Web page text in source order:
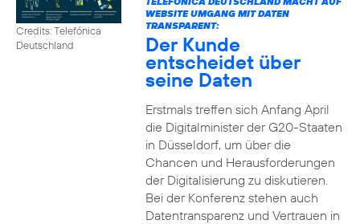
Credits: Telefónica
Deutschland
WEBSITE UMGANG MIT DATEN
TRANSPARENT:
Der Kunde
entscheidet über
seine Daten
Erstmals treffen sich Anfang April
die Digitalminister der G20-Staaten
in Düsseldorf, um über die
Chancen und Herausforderungen
der Digitalisierung zu diskutieren.
Bei der Konferenz stehen auch
Datentransparenz und Vertrauen in